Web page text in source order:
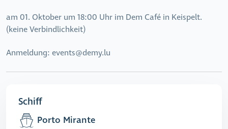
am 01. Oktober um 18:00 Uhr im Dem Café in Keispelt.
(keine Verbindlichkeit)
Anmeldung: events@demy.lu
Schiff
Porto Mirante